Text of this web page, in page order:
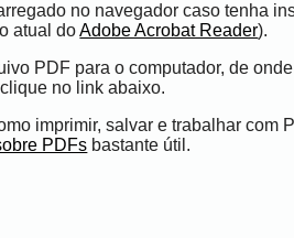
no navegador caso tenha
atual doAdobe Acrobat Reader).
PDF para o computador, de
no link abaixo.
imprimir, salvar e trabalhar com
PDFs bastante útil.